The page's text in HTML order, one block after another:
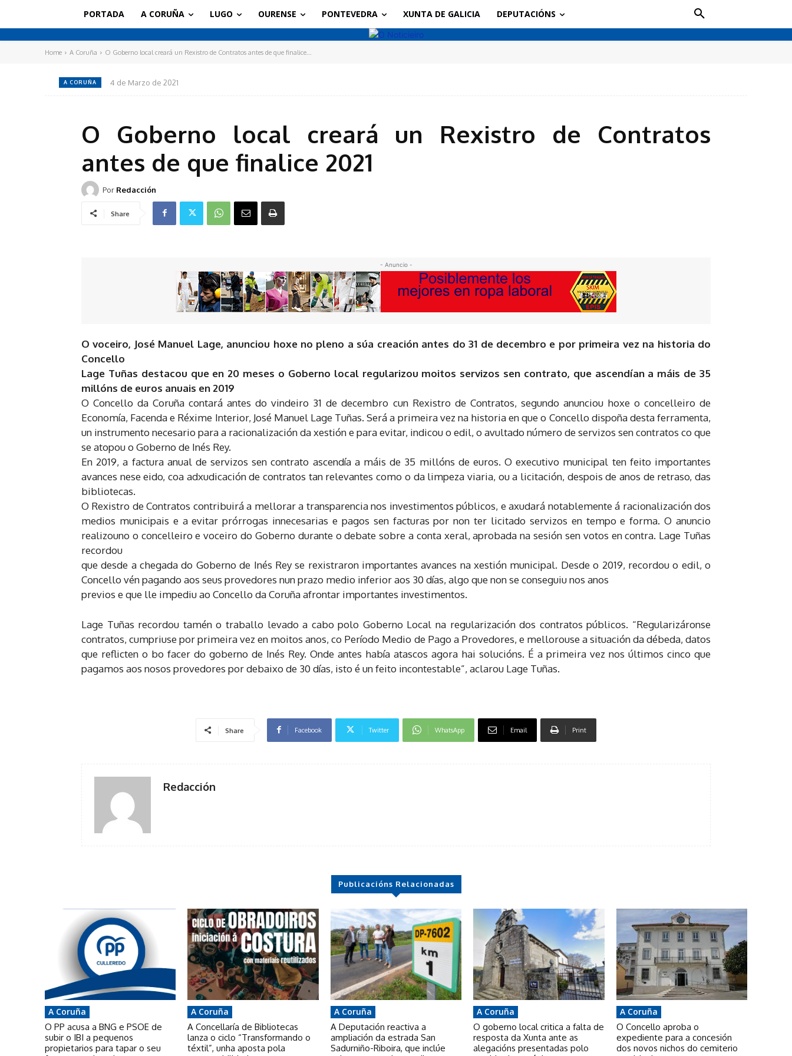
PORTADA A CORUÑA LUGO OURENSE PONTEVEDRA XUNTA DE GALICIA DEPUTACIÓNS
Home A Coruña O Goberno local creará un Rexistro de Contratos antes de que finalice...
A CORUÑA 4 de Marzo de 2021
O Goberno local creará un Rexistro de Contratos
antes de que finalice 2021
Por Redacción
Share
- Anuncio -
O voceiro, José Manuel Lage, anunciou hoxe no pleno a súa creación antes do 31 de decembro e por primeira vez na historia do
Concello
Lage Tuñas destacou que en 20 meses o Goberno local regularizou moitos servizos sen contrato, que ascendían a máis de 35
millóns de euros anuais en 2019
O Concello da Coruña contará antes do vindeiro 31 de decembro cun Rexistro de Contratos, segundo anunciou hoxe o concelleiro de
Economía, Facenda e Réxime Interior, José Manuel Lage Tuñas. Será a primeira vez na historia en que o Concello dispoña desta ferramenta,
un instrumento necesario para a racionalización da xestión e para evitar, indicou o edil, o avultado número de servizos sen contratos co que
se atopou o Goberno de Inés Rey.
En 2019, a factura anual de servizos sen contrato ascendía a máis de 35 millóns de euros. O executivo municipal ten feito importantes
avances nese eido, coa adxudicación de contratos tan relevantes como o da limpeza viaria, ou a licitación, despois de anos de retraso, das
bibliotecas.
O Rexistro de Contratos contribuirá a mellorar a transparencia nos investimentos públicos, e axudará notablemente á racionalización dos
medios municipais e a evitar prórrogas innecesarias e pagos sen facturas por non ter licitado servizos en tempo e forma. O anuncio
realizouno o concelleiro e voceiro do Goberno durante o debate sobre a conta xeral, aprobada na sesión sen votos en contra. Lage Tuñas
recordou
que desde a chegada do Goberno de Inés Rey se rexistraron importantes avances na xestión municipal. Desde o 2019, recordou o edil, o
Concello vén pagando aos seus provedores nun prazo medio inferior aos 30 días, algo que non se conseguiu nos anos
previos e que lle impediu ao Concello da Coruña afrontar importantes investimentos.
Lage Tuñas recordou tamén o traballo levado a cabo polo Goberno Local na regularización dos contratos públicos. “Regularizáronse
contratos, cumpriuse por primeira vez en moitos anos, co Período Medio de Pago a Provedores, e mellorouse a situación da débeda, datos
que reflicten o bo facer do goberno de Inés Rey. Onde antes había atascos agora hai solucións. É a primeira vez nos últimos cinco que
pagamos aos nosos provedores por debaixo de 30 días, isto é un feito incontestable”, aclarou Lage Tuñas.
Share Facebook Twitter WhatsApp Email Print
Redacción
Publicacións Relacionadas
A Coruña
O PP acusa a BNG e PSOE de
subir o IBI a pequenos
propietarios para tapar o seu
A Coruña
A Concellaría de Bibliotecas
lanza o ciclo “Transformando o
téxtil”, unha aposta pola
A Coruña
A Deputación reactiva a
ampliación da estrada San
Sadurniño-Riboira, que inclúe
A Coruña
O goberno local critica a falta de
resposta da Xunta ante as
alegacións presentadas polo
A Coruña
O Concello aproba o
expediente para a concesión
dos novos nichos do cemiterio